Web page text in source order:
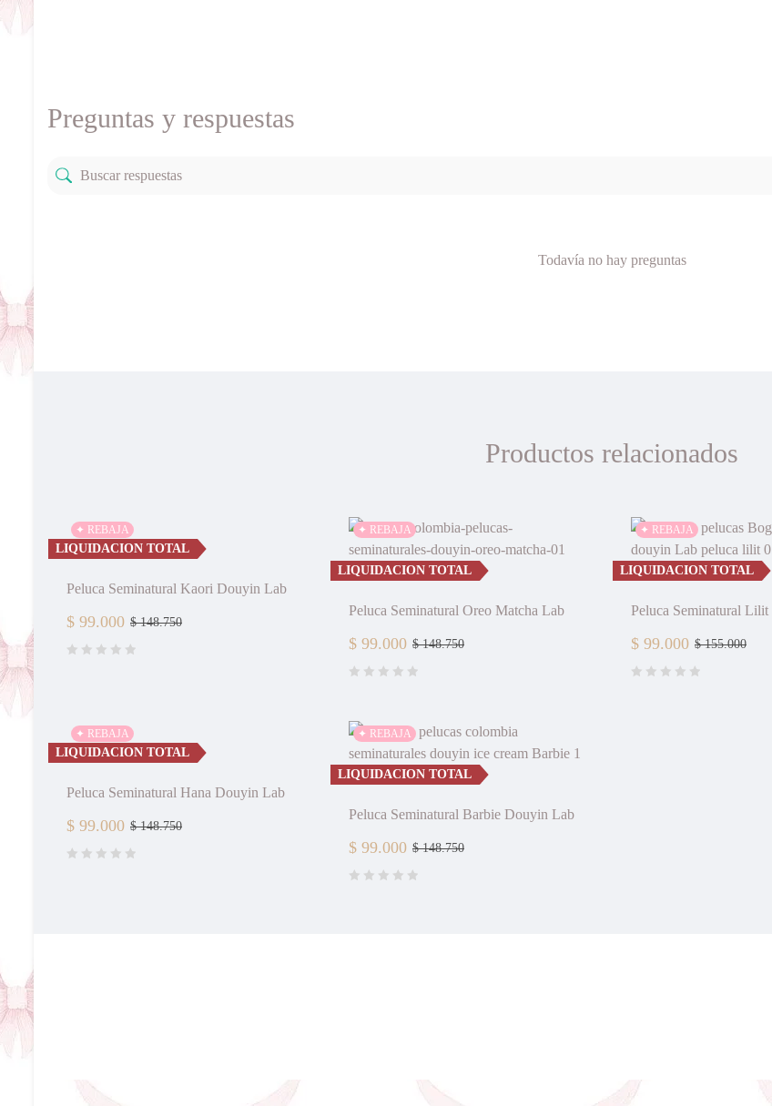
Preguntas y respuestas
Todavía no hay preguntas
Productos relacionados
LIQUIDACION TOTAL
✦ REBAJA
Peluca Seminatural Kaori Douyin Lab
$148.750
$ 99.000
LIQUIDACION TOTAL
✦ REBAJA
Peluca Seminatural Oreo Matcha Lab
$148.750
$ 99.000
LIQUIDACION TOTAL
✦ REBAJA
Peluca Seminatural
$155.000
$ 99.000
LIQUIDACION TOTAL
✦ REBAJA
Peluca Seminatural Hana Douyin Lab
$148.750
$ 99.000
LIQUIDACION TOTAL
✦ REBAJA
Peluca Seminatural Barbie Douyin Lab
$148.750
$ 99.000